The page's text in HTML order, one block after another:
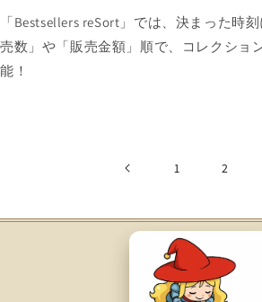
「Bestsellers reSort」では、決まった時
売数」や「販売金額」順で、コレクショ
能！
1 2